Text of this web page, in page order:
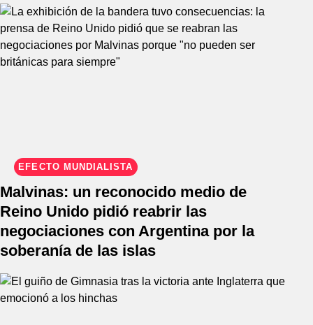
EFECTO MUNDIALISTA
Malvinas: un reconocido medio de
Reino Unido pidió reabrir las
negociaciones con Argentina por la
soberanía de las islas